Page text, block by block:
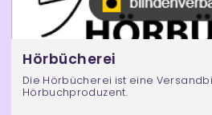
Hörbücherei
Die Hörbücherei ist eine
Hörbuchproduzent.